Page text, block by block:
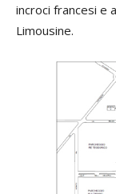
incroci francesi e
Limousine.